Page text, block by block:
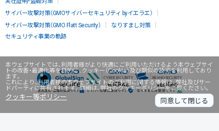
本ウェブサイトでは、利用者様がより快適にご利用いただけるよう本ウェブサイ
トの改善・最適化等を目的に、クッキー（Cookie）及び類似の技術を利用しており
ます。
これにより、利用者様の本ウェブサイトのご利用に関する情報は、弊社及びサー
ドパーティに共有されます。詳細は、弊社のクッキーポリシーをご覧ください。
クッキー等ポリシー 同意して閉じる
サイバー攻撃対策（GMOサイバーセキュリティ byイエラエ）
サイバー攻撃対策（GMO Flatt Security）
なりすまし対策
セキュリティ事業の軌跡